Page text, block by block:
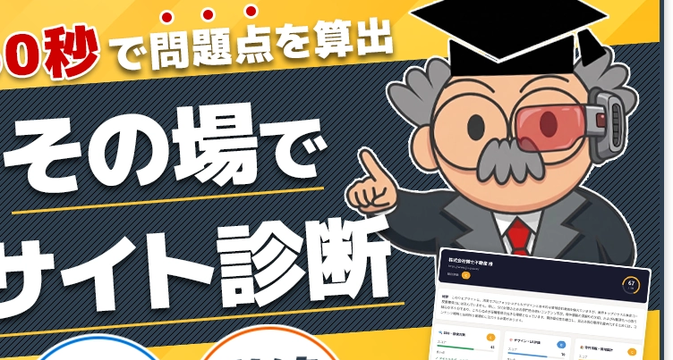
愛媛県不動産ホームページ制作実績 高知県不
動産ホームページ制作実績 広島県不動産ホー
ムページ制作実績
福岡県不動産ホームページ
制作実績 長崎県不動産ホームページ制作実績
佐賀県不動産ホームページ制作実績
鹿児島県
不動産ホームページ制作実績 熊本県不動産ホ
ームページ制作実績 宮崎県不動産ホームペー
ジ制作実績 和歌山県不動産ホームページ制作
実績 沖縄県不動産ホームページ制作実績
不動産賃貸経営博士
不動産投資博士
賃貸博士
メディア博士
株式会社博士.comは、情報セキュリティ
マネジメントシステム（ISMS）の国際規
格「ISO/IEC 27001:2022（JIS Q
27001:2023）」および、品質マネジメン
トシステムの国際規格「ISO
9001:2015（JIS Q 9001:2015）」の認証
を取得しております。お客様の機密情報
の適切な保護と業務品質の継続的な向上
を徹底し、安心・安全なサービスの提供
に努めてまいります。